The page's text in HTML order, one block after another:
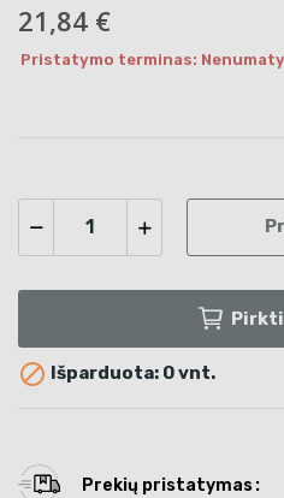
21,84 €
Pristatymo terminas:
Pirkti
 Išparduota: 0 vnt.
Prekių pristatymas